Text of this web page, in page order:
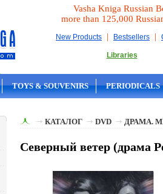
Vasha Kniga Russian
more than 125,000
New Products | Bestsellers |
Libraries
TOYS & SOUVENIRS PERIODICALS
КАТАЛОГ DVD ДРАМА.
Северный ветер (драма